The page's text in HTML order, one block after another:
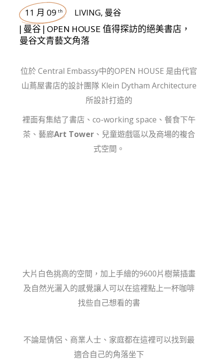
11 月 09 th LIVING, 曼谷
| 曼谷 | OPEN HOUSE 值得探訪的絕美書店，
曼谷文青藝文角落
位於 Central Embassy中的OPEN HOUSE 是由代官
山蔦屋書店的設計團隊 Klein Dytham Architecture
所設計打造的
裡面有集結了書店、co-working space、餐食下午
茶、藝廊Art Tower、兒童遊戲區以及商場的複合
式空間。
大片白色挑高的空間，加上手繪的9600片樹葉插畫
及自然光灑入的感覺讓人可以在這裡點上一杯咖啡
找些自己想看的書
不論是情侶、商業人士、家庭都在這裡可以找到最
適合自己的角落坐下